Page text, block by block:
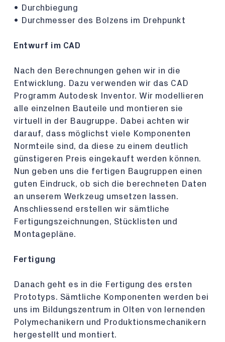
• Durchbiegung
• Durchmesser des Bolzens im Drehpunkt
Entwurf im CAD
Nach den Berechnungen gehen wir in die
Entwicklung. Dazu verwenden wir das CAD
Programm Autodesk Inventor. Wir modellieren
alle einzelnen Bauteile und montieren sie
virtuell in der Baugruppe. Dabei achten wir
darauf, dass möglichst viele Komponenten
Normteile sind, da diese zu einem deutlich
günstigeren Preis eingekauft werden können.
Nun geben uns die fertigen Baugruppen einen
guten Eindruck, ob sich die berechneten Daten
an unserem Werkzeug umsetzen lassen.
Anschliessend erstellen wir sämtliche
Fertigungszeichnungen, Stücklisten und
Montagepläne.
Fertigung
Danach geht es in die Fertigung des ersten
Prototyps. Sämtliche Komponenten werden bei
uns im Bildungszentrum in Olten von lernenden
Polymechanikern und Produktionsmechanikern
hergestellt und montiert.